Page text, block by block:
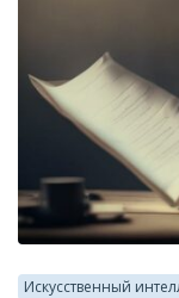
Искусственный